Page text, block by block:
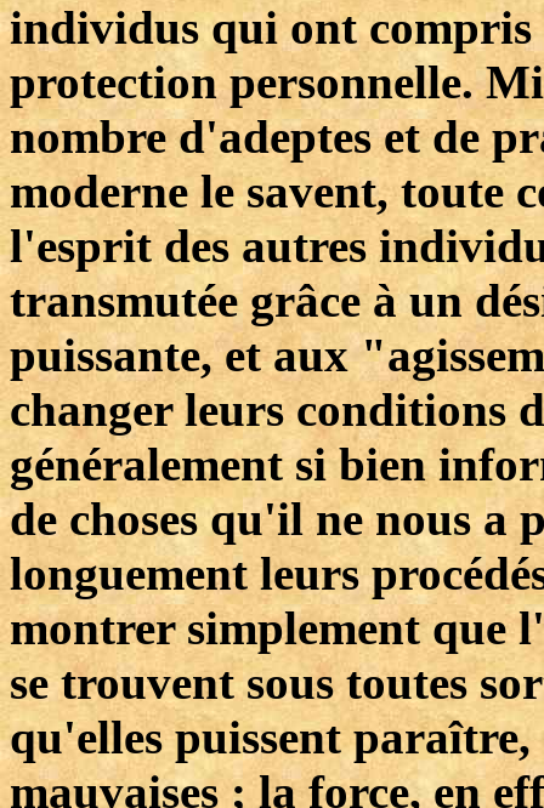
individus qui ont compris
protection personnelle.
nombre d'adeptes et de
moderne le savent, toute
l'esprit des autres
transmutée grâce à un
puissante, et aux
changer leurs conditions
généralement si bien
de choses qu'il ne nous a
longuement leurs
montrer simplement que
se trouvent sous toutes
qu'elles puissent
mauvaises ; la force, en